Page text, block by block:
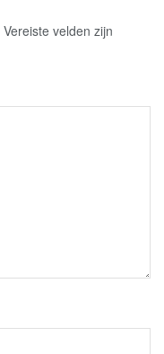
Vereiste velden zijn